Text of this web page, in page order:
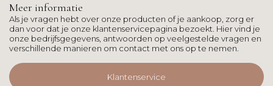
Meer informatie
Als je vragen hebt over onze producten of je aankoop, zorg er
dan voor dat je onze klantenservicepagina bezoekt. Hier vind je
onze bedrijfsgegevens, antwoorden op veelgestelde vragen en
verschillende manieren om contact met ons op te nemen.
Klantenservice